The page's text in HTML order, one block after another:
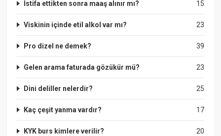
15
İstifa ettikten sonra maaş alınır mı?
23
Viskinin içinde etil alkol var mı?
39
Pro dizel ne demek?
23
Gelen arama faturada gözükür mü?
25
Dini deliller nelerdir?
17
Kaç çeşit yanma vardır?
20
KYK burs kimlere verilir?